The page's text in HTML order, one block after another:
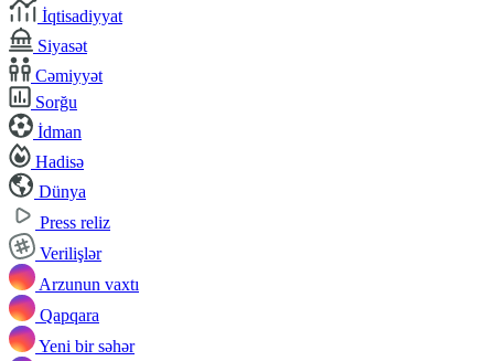
İqtisadiyyat
Siyasət
Cəmiyyət
Sorğu
İdman
Hadisə
Dünya
Press reliz
Verilişlər
Arzunun vaxtı
Qapqara
Yeni bir səhər